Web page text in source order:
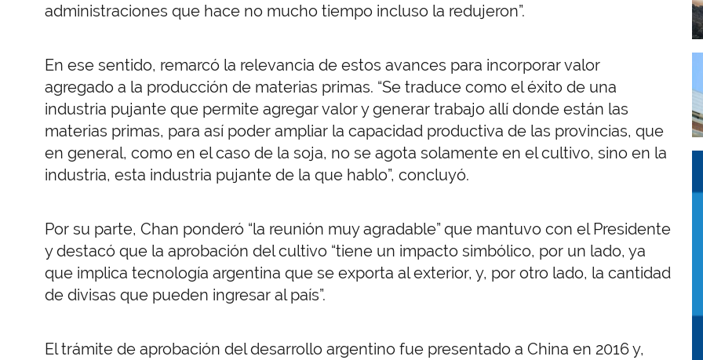
administraciones que hace no mucho tiempo incluso la redujeron”.
En ese sentido, remarcó la relevancia de estos avances para incorporar valor
agregado a la producción de materias primas. “Se traduce como el éxito de una
industria pujante que permite agregar valor y generar trabajo allí donde están las
materias primas, para así poder ampliar la capacidad productiva de las provincias, que
en general, como en el caso de la soja, no se agota solamente en el cultivo, sino en la
industria, esta industria pujante de la que hablo”, concluyó.
Por su parte, Chan ponderó “la reunión muy agradable” que mantuvo con el Presidente
y destacó que la aprobación del cultivo “tiene un impacto simbólico, por un lado, ya
que implica tecnología argentina que se exporta al exterior, y, por otro lado, la cantidad
de divisas que pueden ingresar al país”.
El trámite de aprobación del desarrollo argentino fue presentado a China en 2016 y,